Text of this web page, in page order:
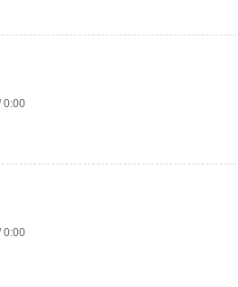
0:00
0:00